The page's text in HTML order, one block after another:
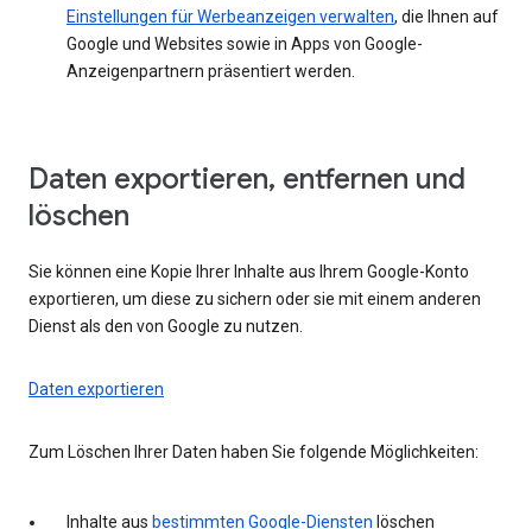
Einstellungen für Werbeanzeigen verwalten, die Ihnen auf
Google und Websites sowie in Apps von Google-
Anzeigenpartnern präsentiert werden.
Daten exportieren, entfernen und
löschen
Sie können eine Kopie Ihrer Inhalte aus Ihrem Google-Konto
exportieren, um diese zu sichern oder sie mit einem anderen
Dienst als den von Google zu nutzen.
Daten exportieren
Zum Löschen Ihrer Daten haben Sie folgende Möglichkeiten:
Inhalte aus bestimmten Google-Diensten löschen